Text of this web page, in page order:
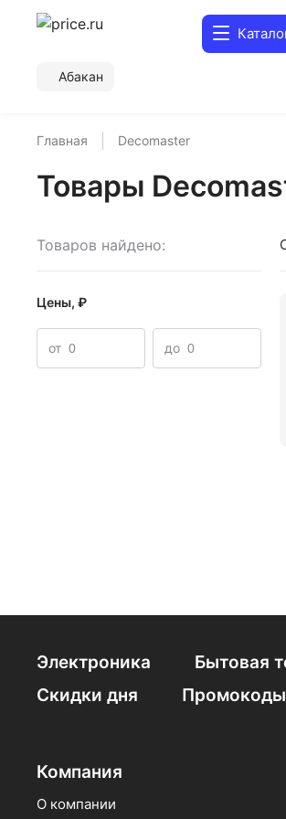
Абакан
Главная Decomaster
Товары
Товаров найдено:
Цены, ₽
от до
Электроника Бытовая
Скидки дня
Промокоды
Компания
О компании